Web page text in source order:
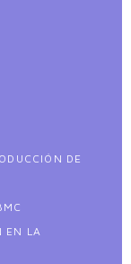
DE
EN LA